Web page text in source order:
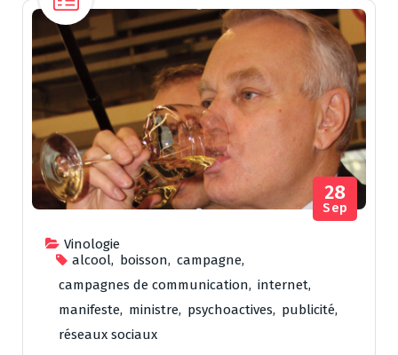
Vinologie
alcool, boisson, campagne,
campagnes de communication, internet,
manifeste, ministre, psychoactives, publicité,
réseaux sociaux
28
Sep